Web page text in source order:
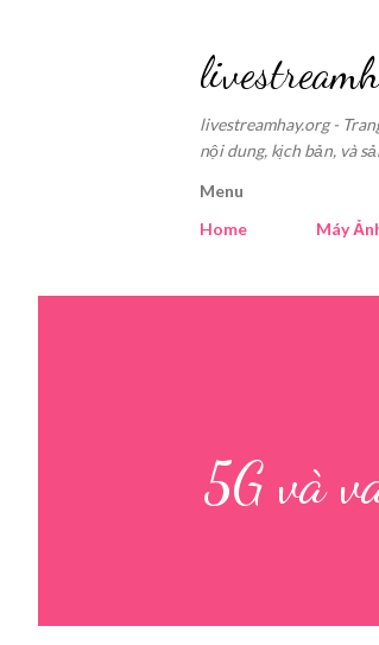
livestreamhay.org -
nội dung, kịch bản, và
Menu
Home
Máy
5G và